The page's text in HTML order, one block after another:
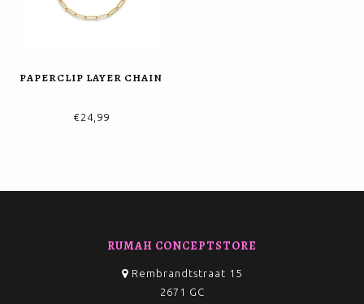
PAPERCLIP LAYER CHAIN
€24,99
RUMAH CONCEPTSTORE
Rembrandtstraat 15
2671 GC